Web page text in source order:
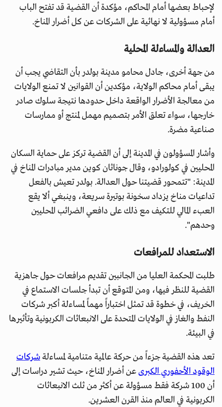
لإحباط بعضها أمام المحاكم، مؤكدة أن القضية قد تفتح الباب
أمام مسؤولية لا نهائية على الشركات عن كل أضرار المناخ.
العدالة والمساءلة المحلية
من جهة أخرى، جادل محامو مدينة بولدر بأن التقاضي يجب أن
يبقى أمام محاكم الولاية، مؤكدين أن القوانين لا تمنع الولايات
من معالجة الأضرار الواقعة داخل حدودها نتيجة سلوك صادر
خارجها، سواء تعلق الأمر بتصميم مهمل لمنتج أو ممارسات
صناعية مضرة.
وأشار المسؤولون في المدينة إلى أن القضية تركز على حماية السكان
المحليين في كولورادو، وقال جوناثان كوين مدير مبادرات المناخ في
المدينة: "تتمحور قضيتنا حول العدالة. بولدر تعيش بالفعل
تداعيات مناخ يزداد سخونة بوتيرة سريعة، وينبغي ألا يقع
العبء المالي للتكيف مع ذلك على دافعي الضرائب المحليين
وحدهم".
الاستعداد للمرافعات
طلبت المحكمة العليا من الجانبين تقديم مرافعات حول جاهزية
القضية للنظر فيها، ومن المتوقع أن تبدأ جلسات الاستماع في
الخريف، في خطوة قد تمثل اختباراً مهماً لمساءلة أكبر شركات
النفط والغاز في الولايات المتحدة على الانبعاثات الكربونية وتأثيرها
في البيئة.
تعد هذه القضية جزءاً من حركة عالمية متنامية لمساءلةشركات
الوقود الأحفوري الكبرىعن أضرار المناخ، حيث تشير دراسات إلى
أن 100 شركة فقط مسؤولة عن أكثر من ثلث الانبعاثات
الكربونية في العالم منذ القرن العشرين.